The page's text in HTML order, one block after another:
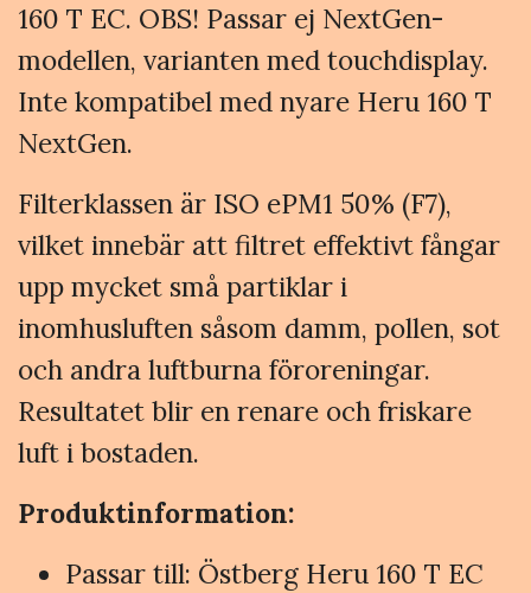
160 T EC. OBS! Passar ej NextGen-
modellen, varianten med touchdisplay.
Inte kompatibel med nyare Heru 160 T
NextGen.
Filterklassen är ISO ePM1 50% (F7),
vilket innebär att filtret effektivt fångar
upp mycket små partiklar i
inomhusluften såsom damm, pollen, sot
och andra luftburna föroreningar.
Resultatet blir en renare och friskare
luft i bostaden.
Produktinformation:
Passar till: Östberg Heru 160 T EC